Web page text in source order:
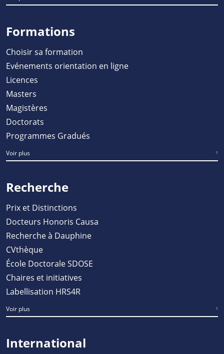
Formations
Choisir sa formation
Evénements orientation en ligne
Licences
Masters
Magistères
Doctorats
Programmes Gradués
Voir plus
Recherche
Prix et Distinctions
Docteurs Honoris Causa
Recherche à Dauphine
CVthèque
École Doctorale SDOSE
Chaires et initiatives
Labellisation HRS4R
Voir plus
International